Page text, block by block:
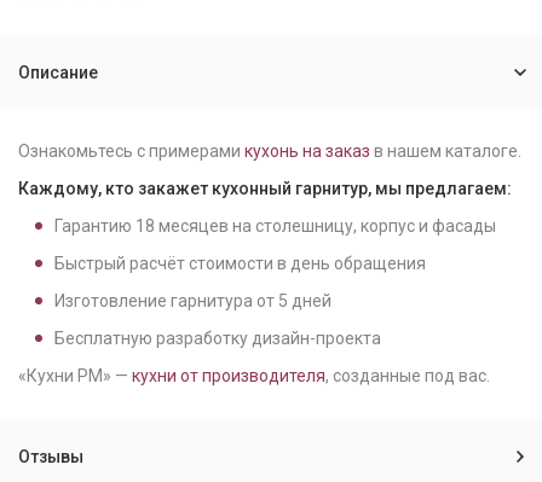
Описание
Ознакомьтесь с примерами кухонь на заказ в нашем каталоге.
Каждому, кто закажет кухонный гарнитур, мы предлагаем:
Гарантию 18 месяцев на столешницу, корпус и фасады
Быстрый расчёт стоимости в день обращения
Изготовление гарнитура от 5 дней
Бесплатную разработку дизайн-проекта
«Кухни РМ» — кухни от производителя, созданные под вас.
Отзывы